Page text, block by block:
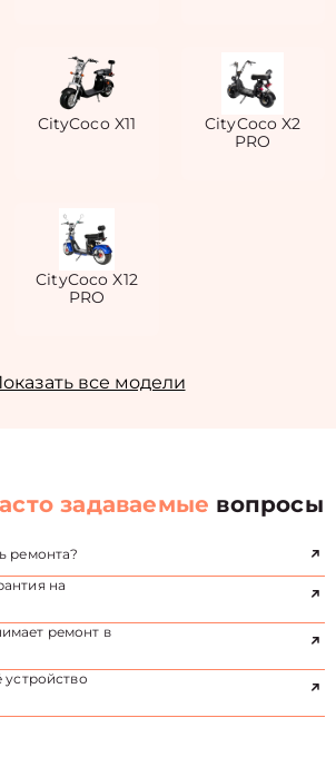
CityCoco X11
CityCoco X2
PRO
CityCoco X12
PRO
все модели
задаваемые вопросы
ремонта?
на
ремонт в
устройство